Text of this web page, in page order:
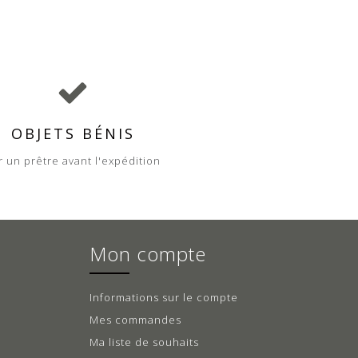
OBJETS BÉNIS
un prêtre avant l'expédition
Mon compte
Informations sur le compte
Mes commandes
Ma liste de souhaits